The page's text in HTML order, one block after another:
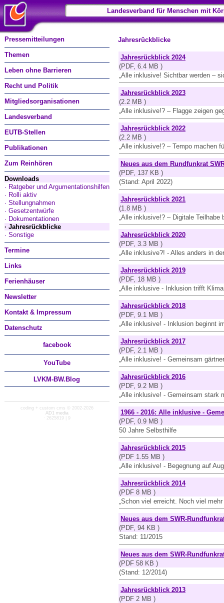
Landesverband für Menschen mit
Pressemitteilungen
Themen
Leben ohne Barrieren
Recht und Politik
Mitgliedsorganisationen
Landesverband
EUTB-Stellen
Publikationen
Zum Reinhören
Downloads
· Ratgeber und Argumentationshilfen
· Rolli aktiv
· Stellungnahmen
· Gesetzentwürfe
· Dokumentationen
· Jahresrückblicke
· Sonstige
Termine
Links
Ferienhäuser
Newsletter
Kontakt & Impressum
Datenschutz
facebook
YouTube
LVKM-BW.Blog
coding + custom cms © 2002-2026
AD1 media
· 2625819 | 9
Jahresrückblicke
Jahresrückblick 2024
(PDF, 6.4 MB )
„Alle inklusive! Sichtbar werden –
Jahresrückblick 2023
(2.2 MB )
„Alle inklusive!? – Flagge zeigen
Jahresrückblick 2022
(2.2 MB )
„Alle inklusive!? – Tempo machen
Neues aus dem Rundfunkrat
(PDF, 137 KB )
(Stand: April 2022)
Jahresrückblick 2021
(1.8 MB )
„Alle inklusive!? – Digitale Teilhabe
Jahresrückblick 2020
(PDF, 3.3 MB )
„Alle inklusive?! - Alles anders in
Jahresrückblick 2019
(PDF, 18 MB )
„Alle inklusive - Inklusion trifft
Jahresrückblick 2018
(PDF, 9.1 MB )
„Alle inklusive! - Inklusion beginnt
Jahresrückblick 2017
(PDF, 2.1 MB )
„Alle inklusive! - Gemeinsam
Jahresrückblick 2016
(PDF, 9.2 MB )
„Alle inklusive! - Gemeinsam stark
1966 - 2016: Alle inklusive -
(PDF, 0.9 MB )
50 Jahre Selbsthilfe
Jahresrückblick 2015
(PDF 1.55 MB )
„Alle inklusive! - Begegnung auf
Jahresrückblick 2014
(PDF 8 MB )
„Schon viel erreicht. Noch viel mehr
Neues aus dem SWR-
(PDF, 94 KB )
Stand: 11/2015
Neues aus dem SWR-
(PDF 58 KB )
(Stand: 12/2014)
Jahresrückblick 2013
(PDF 2 MB )